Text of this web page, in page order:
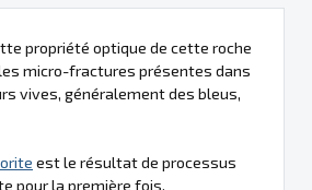
propriété optique de cette roche
micro-fractures présentes dans
vives, généralement des bleus,
est le résultat de processus
pour la première fois.